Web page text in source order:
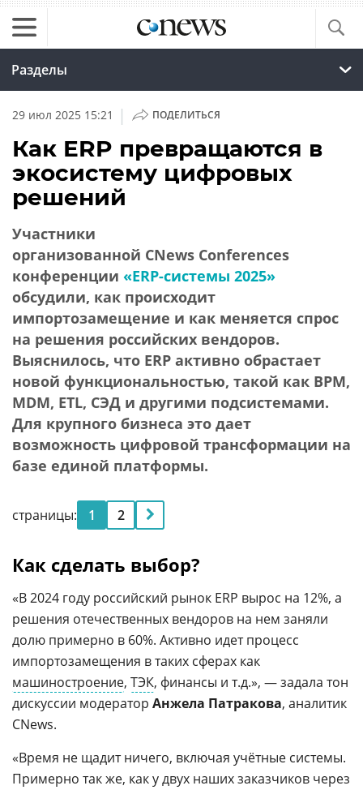
Разделы
29 июл 2025 15:21 | ПОДЕЛИТЬСЯ
Как ERP превращаются в
экосистему цифровых
решений
Участники
организованной CNews Conferences
конференции «ERP-системы 2025»
обсудили, как происходит
импортозамещение и как меняется спрос
на решения российских вендоров.
Выяснилось, что ERP активно обрастает
новой функциональностью, такой как BPM,
MDM, ETL, СЭД и другими подсистемами.
Для крупного бизнеса это дает
возможность цифровой трансформации на
базе единой платформы.
страницы: 1 2
Как сделать выбор?
«В 2024 году российский рынок ERP вырос на 12%, а
решения отечественных вендоров на нем заняли
долю примерно в 60%. Активно идет процесс
импортозамещения в таких сферах как
машиностроение, ТЭК, финансы и т.д.», — задала тон
дискуссии модератор Анжела Патракова, аналитик
CNews.
«Время не щадит ничего, включая учётные системы.
Примерно так же, как у двух наших заказчиков через